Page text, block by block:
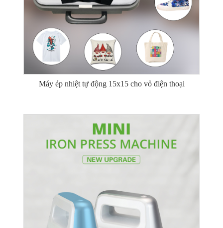
Máy ép nhiệt tự động 15x15 cho vỏ điện thoại